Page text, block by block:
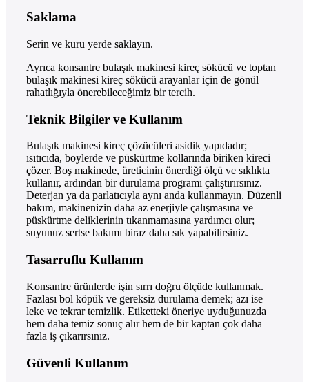
Saklama
Serin ve kuru yerde saklayın.
Ayrıca konsantre bulaşık makinesi kireç sökücü ve toptan
bulaşık makinesi kireç sökücü arayanlar için de gönül
rahatlığıyla önerebileceğimiz bir tercih.
Teknik Bilgiler ve Kullanım
Bulaşık makinesi kireç çözücüleri asidik yapıdadır;
ısıtıcıda, boylerde ve püskürtme kollarında biriken kireci
çözer. Boş makinede, üreticinin önerdiği ölçü ve sıklıkta
kullanır, ardından bir durulama programı çalıştırırsınız.
Deterjan ya da parlatıcıyla aynı anda kullanmayın. Düzenli
bakım, makinenizin daha az enerjiyle çalışmasına ve
püskürtme deliklerinin tıkanmamasına yardımcı olur;
suyunuz sertse bakımı biraz daha sık yapabilirsiniz.
Tasarruflu Kullanım
Konsantre ürünlerde işin sırrı doğru ölçüde kullanmak.
Fazlası bol köpük ve gereksiz durulama demek; azı ise
leke ve tekrar temizlik. Etiketteki öneriye uyduğunuzda
hem daha temiz sonuç alır hem de bir kaptan çok daha
fazla iş çıkarırsınız.
Güvenli Kullanım